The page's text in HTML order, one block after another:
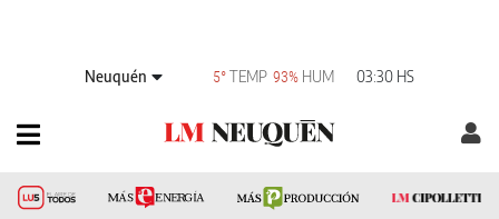
Neuquén 5°TEMP 93% HUM 03:30 HS